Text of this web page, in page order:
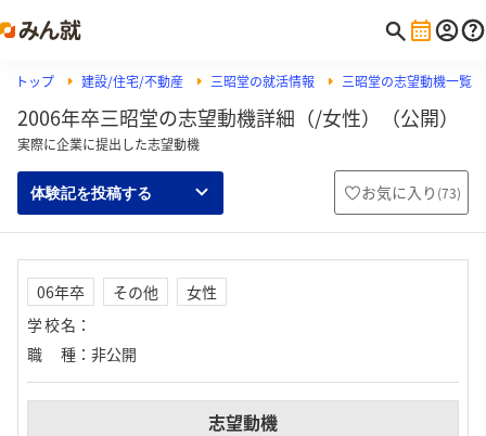
トップ 建設/住宅/不動産 三昭堂の就活情報 三昭堂の志望動機一覧
2006年卒三昭堂の志望動機詳細（/女性）（公開）
実際に企業に提出した志望動機
体験記を投稿する お気に入り (73)
06年卒 その他
女性
学校名 ：
職種 ： 非公開
志望動機